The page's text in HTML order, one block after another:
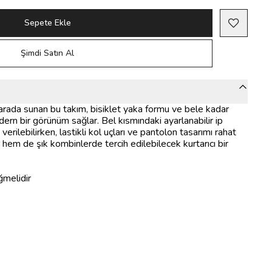
Sepete Ekle
Şimdi Satın Al
sunan bu takım, bisiklet yaka formu ve bele kadar
bir görünüm sağlar. Bel kısmındaki ayarlanabilir ip
lastikli kol uçları ve pantolon tasarımı rahat
de şık kombinlerde tercih edilebilecek kurtarıcı bir